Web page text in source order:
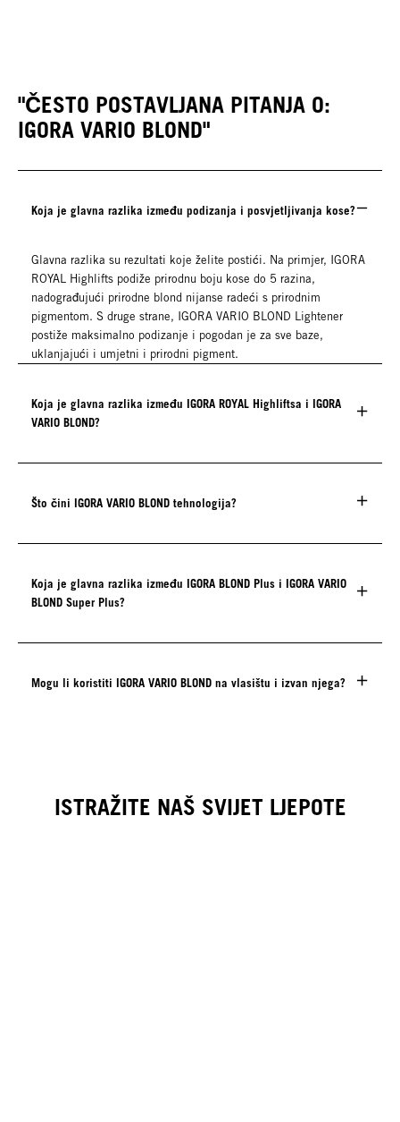
"ČESTO POSTAVLJANA PITANJA O:
IGORA VARIO BLOND"
Koja je glavna razlika između podizanja i posvjetljivanja kose?
Glavna razlika su rezultati koje želite postići. Na primjer, IGORA
ROYAL Highlifts podiže prirodnu boju kose do 5 razina,
nadograđujući prirodne blond nijanse radeći s prirodnim
pigmentom. S druge strane, IGORA VARIO BLOND Lightener
postiže maksimalno podizanje i pogodan je za sve baze,
uklanjajući i umjetni i prirodni pigment.
Koja je glavna razlika između IGORA ROYAL Highliftsa i IGORA
VARIO BLOND?
Što čini IGORA VARIO BLOND tehnologija?
Koja je glavna razlika između IGORA BLOND Plus i IGORA VARIO
BLOND Super Plus?
Mogu li koristiti IGORA VARIO BLOND na vlasištu i izvan njega?
ISTRAŽITE NAŠ SVIJET LJEPOTE